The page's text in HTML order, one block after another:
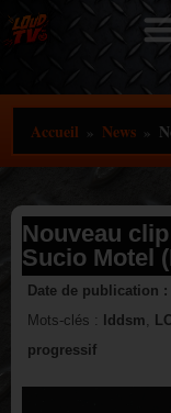
contenu
Accueil » News »
Nouveau
Sucio Motel
Date de publication :
Mots-clés :
lddsm
progressif